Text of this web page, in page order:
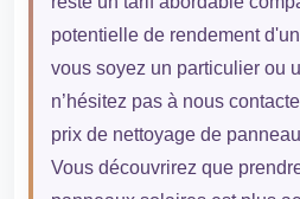
potentielle de rendement
vous soyez un particulier ou
n’hésitez pas à nous
prix de nettoyage de
Vous découvrirez que